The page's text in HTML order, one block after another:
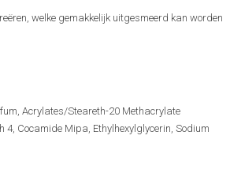
welke gemakkelijk uitgesmeerd kan worden
Acrylates/Steareth-20 Methacrylate
4, Cocamide Mipa, Ethylhexylglycerin, Sodium